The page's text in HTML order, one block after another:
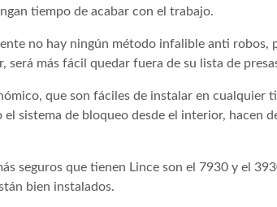
tiempo de acabar con el trabajo.
no hay ningún método infalible anti robos,
será más fácil quedar fuera de su lista de
que son fáciles de instalar en cualquier
sistema de bloqueo desde el interior, hacen
seguros que tienen Lince son el 7930 y el
bien instalados.